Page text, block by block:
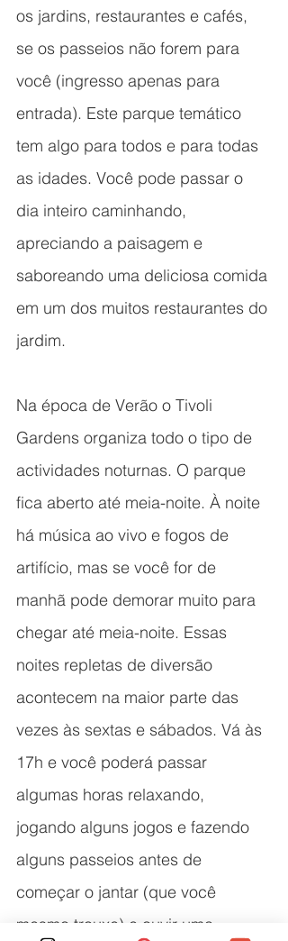
os jardins, restaurantes e cafés,
se os passeios não forem para
você (ingresso apenas para
entrada). Este parque temático
tem algo para todos e para todas
as idades. Você pode passar o
dia inteiro caminhando,
apreciando a paisagem e
saboreando uma deliciosa comida
em um dos muitos restaurantes do
jardim.
Na época de Verão o Tivoli
Gardens organiza todo o tipo de
actividades noturnas. O parque
fica aberto até meia-noite. À noite
há música ao vivo e fogos de
artifício, mas se você for de
manhã pode demorar muito para
chegar até meia-noite. Essas
noites repletas de diversão
acontecem na maior parte das
vezes às sextas e sábados. Vá às
17h e você poderá passar
algumas horas relaxando,
jogando alguns jogos e fazendo
alguns passeios antes de
começar o jantar (que você
mesmo trouxe) e ouvir uma